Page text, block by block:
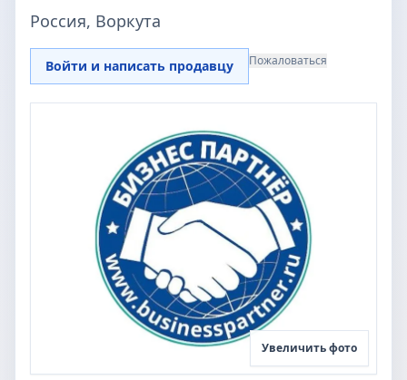
Россия, Воркута
Войти и написать продавцу Пожаловаться
Увеличить фото